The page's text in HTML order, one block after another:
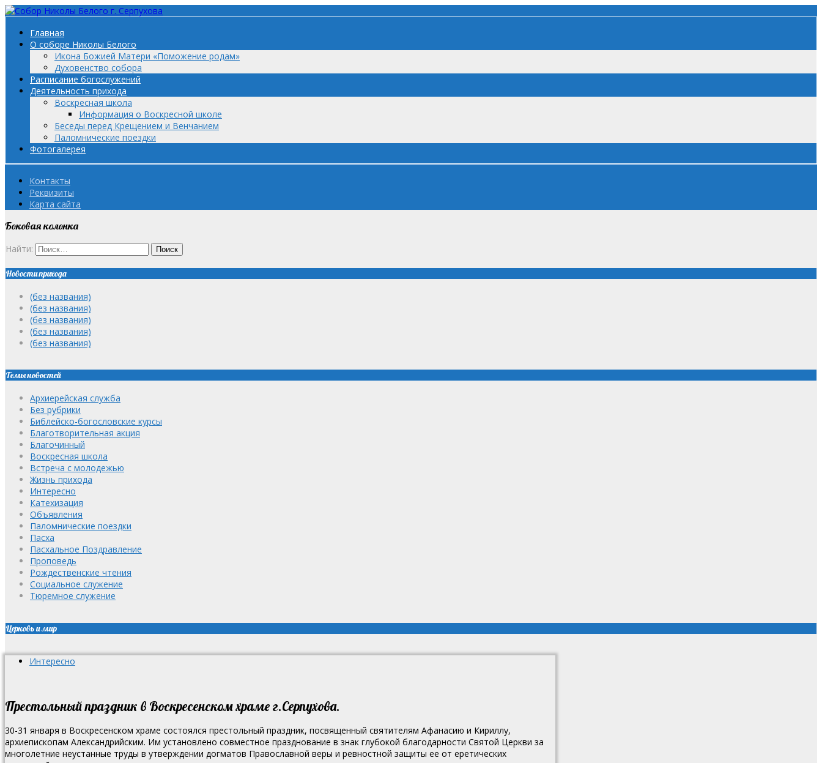
Главная
О соборе Николы Белого
Икона Божией Матери «Поможение родам»
Духовенство собора
Расписание богослужений
Деятельность прихода
Воскресная школа
Информация о Воскресной школе
Беседы перед Крещением и Венчанием
Паломнические поездки
Фотогалерея
Контакты
Реквизиты
Карта сайта
Боковая колонка
Найти:
Новости прихода
(без названия)
(без названия)
(без названия)
(без названия)
(без названия)
Темы новостей
Архиерейская служба
Без рубрики
Библейско-богословские курсы
Благотворительная акция
Благочинный
Воскресная школа
Встреча с молодежью
Жизнь прихода
Интересно
Катехизация
Объявления
Паломнические поездки
Пасха
Пасхальное Поздравление
Проповедь
Рождественские чтения
Социальное служение
Тюремное служение
Церковь и мир
Интересно
Престольный праздник в Воскресенском храме г.Серпухова.
30-31 января в Воскресенском храме состоялся престольный праздник, посвященный святителям Афанасию и Кириллу,
архиепископам Александрийским. Им установлено совместное празднование в знак глубокой благодарности Святой Церкви за
многолетние неустанные труды в утверждении догматов Православной веры и ревностной защиты ее от еретических